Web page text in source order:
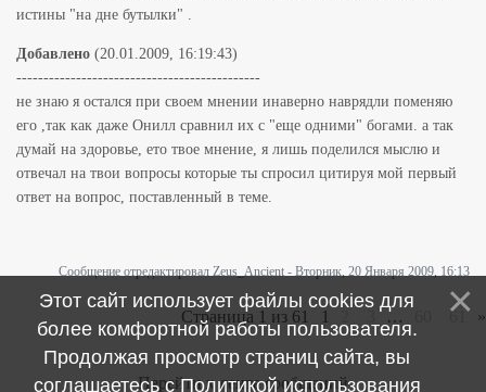
истины "на дне бутылки" .
Добавлено (20.01.2009, 16:19:43)
---------------------------------------------
не знаю я остался при своем мнении инаверно наврядли поменяю
его ,так как даже Онилл сравнил их с "еще одними" богами. а так
думай на здоровье, ето твое мнение, я лишь поделился мыслю и
отвечал на твои вопросы которые ты спросил цитируя мой первый
ответ на вопрос, поставленный в теме.
Сообщение отредактировал Zeus_Ancient - Вторник, 20 Января 2009, 16:13
Страница 1 из 61 1 … 61 »
Перейти к ленте сообщений
Этот сайт использует файлы cookies для
более комфортной работы пользователя.
Продолжая просмотр страниц сайта, вы
соглашаетесь сПолитикой использования